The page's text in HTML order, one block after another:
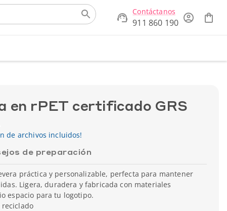
Contáctanos
911 860 190
en rPET certificado GRS
de archivos incluidos!
de preparación
práctica y personalizable, perfecta para mantener
Ligera, duradera y fabricada con materiales
espacio para tu logotipo.